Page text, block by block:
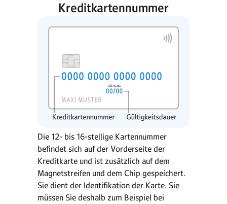
Kreditkartennummer
Die 12- bis 16-stellige Kartennummer
befindet sich auf der Vorderseite der
Kreditkarte und ist zusätzlich auf dem
Magnetstreifen und dem Chip gespeichert.
Sie dient der Identifikation der Karte. Sie
müssen Sie deshalb zum Beispiel bei